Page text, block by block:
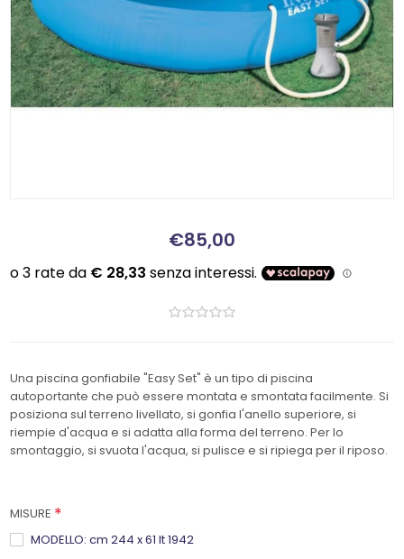
€85,00
Una piscina gonfiabile "Easy Set" è un tipo di piscina
autoportante che può essere montata e smontata facilmente. Si
posiziona sul terreno livellato, si gonfia l'anello superiore, si
riempie d'acqua e si adatta alla forma del terreno. Per lo
smontaggio, si svuota l'acqua, si pulisce e si ripiega per il riposo.
MISURE *
MODELLO: cm 244 x 61 lt 1942